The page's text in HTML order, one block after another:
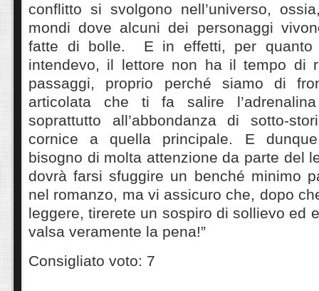
conflitto si svolgono nell’universo,
mondi dove alcuni dei personaggi
fatte di bolle. E in effetti, per quanto
intendevo, il lettore non ha il tempo di
passaggi, proprio perché siamo di
articolata che ti fa salire
soprattutto all’abbondanza di sotto-
cornice a quella principale. E
bisogno di molta attenzione da parte del
dovrà farsi sfuggire un benché minimo
nel romanzo, ma vi assicuro che, dopo
leggere, tirerete un sospiro di sollievo ed
valsa veramente la pena!”
Consigliato voto: 7